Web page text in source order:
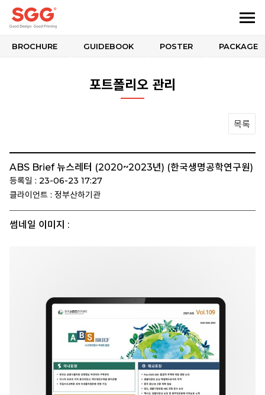
BROCHURE GUIDEBOOK POSTER PACKAGE
포트폴리오 관리
목록
ABS Brief 뉴스레터 (2020~2023년) (한국생명공학연구원)
등록일 : 23-06-23 17:27
클라이언트 : 정부산하기관
썸네일 이미지 :